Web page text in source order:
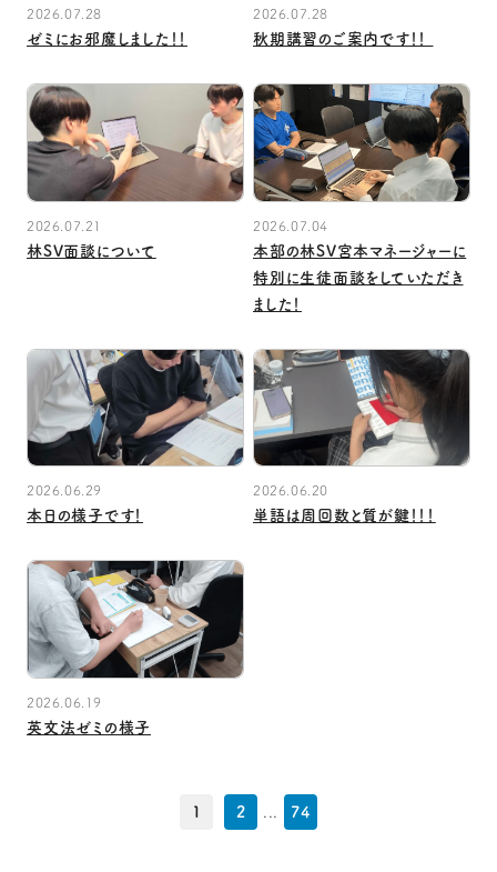
2026.07.28
ゼミにお邪魔しました！！
2026.07.28
秋期講習のご案内です！！ ⁡
2026.07.21
林SV面談について
2026.07.04
本部の林SV宮本マネージャーに
特別に生徒面談をしていただき
ました！
2026.06.29
本日の様子です！
2026.06.20
単語は周回数と質が鍵！！！
2026.06.19
英文法ゼミの様子
1 2 ... 74